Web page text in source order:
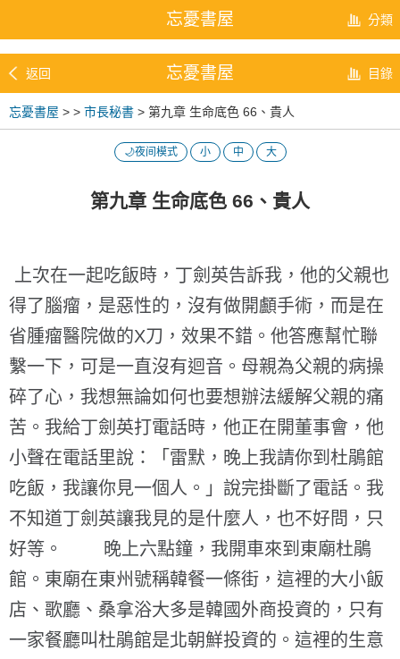
忘憂書屋 分類
返回 忘憂書屋 目錄
忘憂書屋 > > 市長秘書 > 第九章 生命底色 66、貴人
🌙夜间模式 小 中 大
第九章 生命底色 66、貴人
上次在一起吃飯時，丁劍英告訴我，他的父親也
得了腦瘤，是惡性的，沒有做開顱手術，而是在
省腫瘤醫院做的X刀，效果不錯。他答應幫忙聯
繫一下，可是一直沒有迴音。母親為父親的病操
碎了心，我想無論如何也要想辦法緩解父親的痛
苦。我給丁劍英打電話時，他正在開董事會，他
小聲在電話里說：「雷默，晚上我請你到杜鵑館
吃飯，我讓你見一個人。」說完掛斷了電話。我
不知道丁劍英讓我見的是什麼人，也不好問，只
好等。 晚上六點鐘，我開車來到東廟杜鵑
館。東廟在東州號稱韓餐一條街，這裡的大小飯
店、歌廳、桑拿浴大多是韓國外商投資的，只有
一家餐廳叫杜鵑館是北朝鮮投資的。這裡的生意